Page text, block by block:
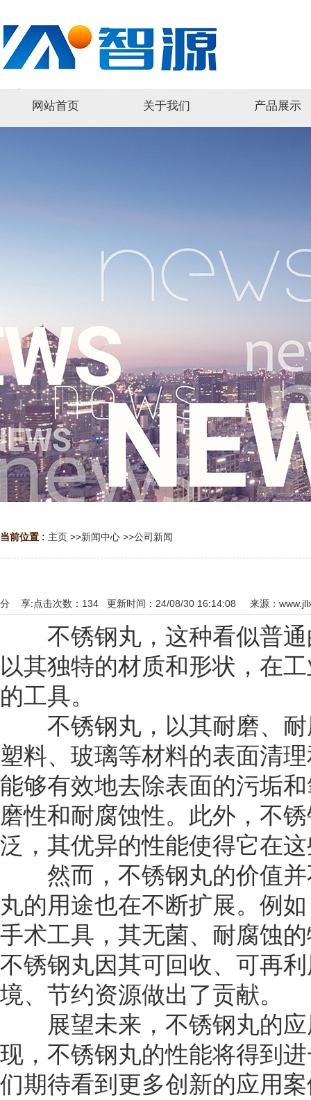
网站首页 关于我们 产品展示
当前位置 : 主页 >>新闻中心 >>公司新闻
点击次数： 134 更新时间：24/08/30 16:14:08 来源：
分 享:
不锈钢丸，这种看似普通
以其独特的材质和形状，在
的工具。
不锈钢丸，以其耐磨、耐
塑料、玻璃等材料的表面清
能够有效地去除表面的污垢
磨性和耐腐蚀性。此外，不
泛，其优异的性能使得它在
然而，不锈钢丸的价值并
丸的用途也在不断扩展。例
手术工具，其无菌、耐腐蚀
不锈钢丸因其可回收、可再
境、节约资源做出了贡献。
展望未来，不锈钢丸的应
现，不锈钢丸的性能将得到
们期待看到更多创新的应用